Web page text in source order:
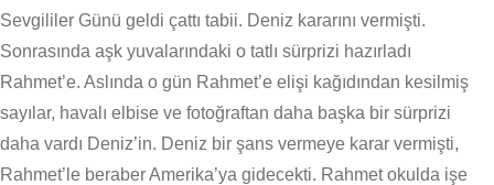
Sevgililer Günü geldi çattı tabii. Deniz kararını vermişti.
Sonrasında aşk yuvalarındaki o tatlı sürprizi hazırladı
Rahmet’e. Aslında o gün Rahmet’e elişi kağıdından kesilmiş
sayılar, havalı elbise ve fotoğraftan daha başka bir sürprizi
daha vardı Deniz’in. Deniz bir şans vermeye karar vermişti,
Rahmet’le beraber Amerika’ya gidecekti. Rahmet okulda işe